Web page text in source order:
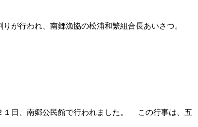
りが行われ、南郷漁協の松浦和繁組合長あいさつ。
１日、南郷公民館で行われました。 この行事は、五